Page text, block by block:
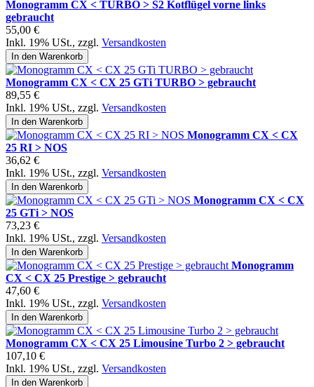
Monogramm CX < TURBO > S2 Kotflügel vorne links
gebraucht
55,00 €
Inkl. 19% USt., zzgl. Versandkosten
In den Warenkorb
Monogramm CX < CX 25 GTi TURBO > gebraucht
89,55 €
Inkl. 19% USt., zzgl. Versandkosten
In den Warenkorb
Monogramm CX < CX
25 RI > NOS
36,62 €
Inkl. 19% USt., zzgl. Versandkosten
In den Warenkorb
Monogramm CX < CX
25 GTi > NOS
73,23 €
Inkl. 19% USt., zzgl. Versandkosten
In den Warenkorb
Monogramm
CX < CX 25 Prestige > gebraucht
47,60 €
Inkl. 19% USt., zzgl. Versandkosten
In den Warenkorb
Monogramm CX < CX 25 Limousine Turbo 2 > gebraucht
107,10 €
Inkl. 19% USt., zzgl. Versandkosten
In den Warenkorb